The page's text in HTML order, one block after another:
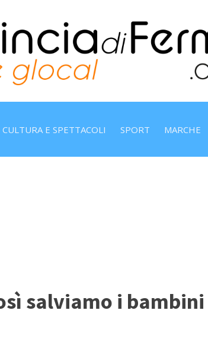
CULTURA E SPETTACOLI SPORT MARCHE
salviamo i bambini